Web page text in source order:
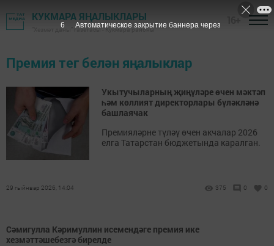
КУКМАРА ЯҢАЛЫКЛАРЫ
"Хезмәт даны" газетасы - Кукмара районы
Премия тег белән яңалыклар
Укытучыларның җиңүләре өчен мәктәп
һәм көллият директорлары бүләкләнә
башлаячак
Премияләрне түләү өчен акчалар 2026
елга Татарстан бюджетында каралган.
29 гыйнвар 2026, 14:04 375 0 0
Сәмигулла Кәримуллин исемендәге премия ике
хезмәттәшебезгә бирелде
6 Автоматическое закрытие баннера через